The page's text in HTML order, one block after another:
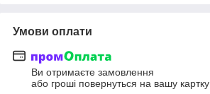
Умови оплати
Ви отримаєте замовлення
або гроші повернуться на вашу картку